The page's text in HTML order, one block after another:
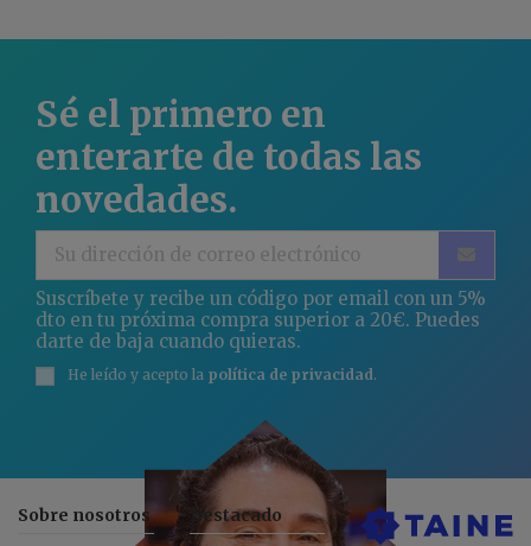
Sé el primero en
enterarte de todas las
novedades.
Suscríbete y recibe un código por email con un 5%
dto en tu próxima compra superior a 20€. Puedes
darte de baja cuando quieras.
He leído y acepto la política de privacidad.
Sobre nosotros Destacado